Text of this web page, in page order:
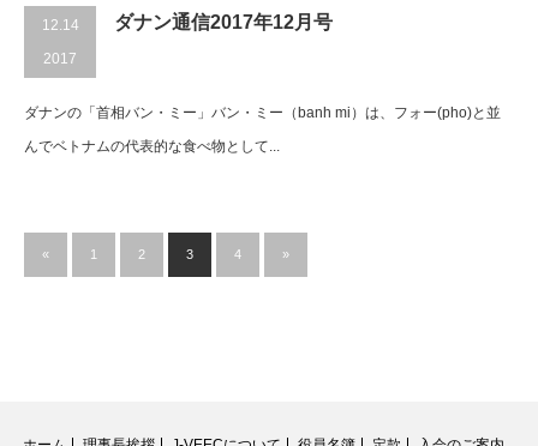
12.14
2017
ダナン通信2017年12月号
ダナンの「首相バン・ミー」バン・ミー（banh mi）は、フォー(pho)と並
んでベトナムの代表的な食べ物として...
« 1 2 3 4 »